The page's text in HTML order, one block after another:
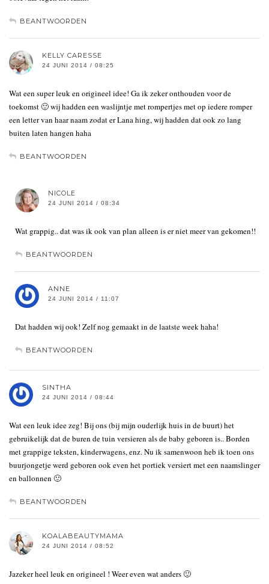
BEANTWOORDEN
KELLY CARESSE
24 JUNI 2014 / 08:25
Wat een super leuk en origineel idee! Ga ik zeker onthouden voor de
toekomst 🙂 wij hadden een waslijntje met rompertjes met op iedere romper
een letter van haar naam zodat er Lana hing, wij hadden dat ook zo lang
buiten laten hangen haha
BEANTWOORDEN
NICOLE
24 JUNI 2014 / 08:34
Wat grappig.. dat was ik ook van plan alleen is er niet meer van gekomen!!
BEANTWOORDEN
ANNE
24 JUNI 2014 / 11:07
Dat hadden wij ook! Zelf nog gemaakt in de laatste week haha!
BEANTWOORDEN
SINTHA
24 JUNI 2014 / 08:44
Wat een leuk idee zeg! Bij ons (bij mijn ouderlijk huis in de buurt) het
gebruikelijk dat de buren de tuin versieren als de baby geboren is.. Borden
met grappige teksten, kinderwagens, enz. Nu ik samenwoon heb ik toen ons
buurjongetje werd geboren ook even het portiek versiert met een naamslinger
en ballonnen 🙂
BEANTWOORDEN
KOALABEAUTYMAMA
24 JUNI 2014 / 08:52
Jazeker heel leuk en origineel ! Weer even wat anders 🙂